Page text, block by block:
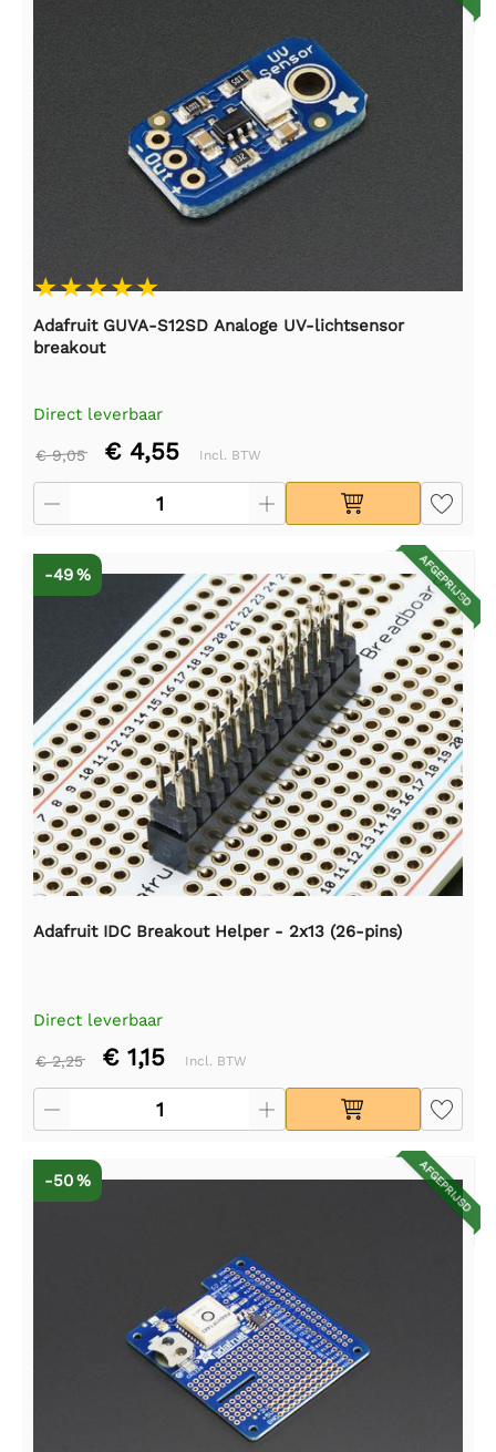
Adafruit GUVA-S12SD Analoge UV-lichtsensor
breakout
Direct leverbaar
€ 9,05 € 4,55 Incl. BTW
AFGEPRIJSD
-49 %
Adafruit IDC Breakout Helper - 2x13 (26-pins)
Direct leverbaar
€ 2,25 € 1,15 Incl. BTW
AFGEPRIJSD
-50 %